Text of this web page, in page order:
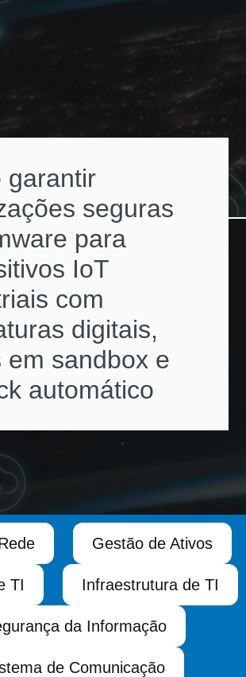
garantir
seguras
para
IoT
com
digitais,
em sandbox e
automático
Gestão de Ativos
TI Infraestrutura de TI
da Informação
de Comunicação